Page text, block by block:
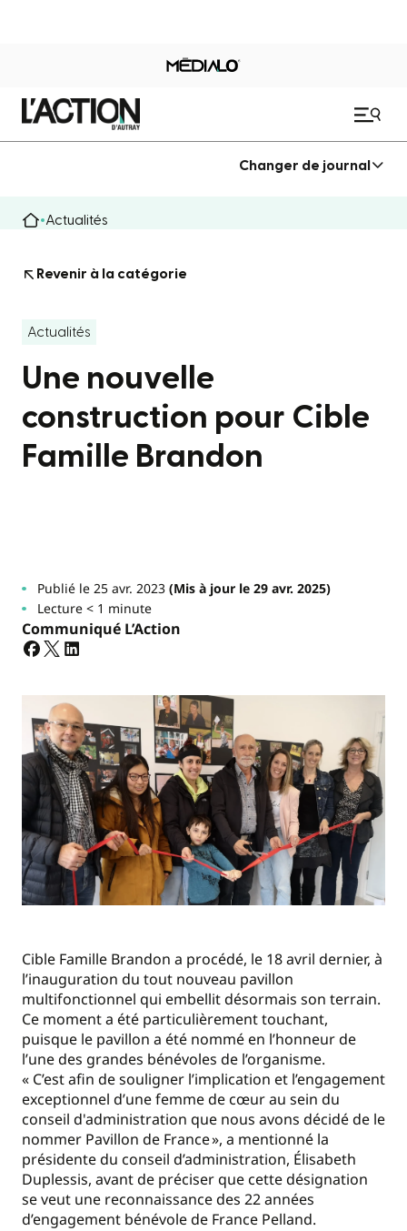
Changer de journal
Actualités
Revenir à la catégorie
Actualités
Une nouvelle
construction pour Cible
Famille Brandon
Publié le 25 avr. 2023(Mis à jour le 29 avr. 2025)
Lecture < 1 minute
Communiqué L’Action
Cible Famille Brandon a procédé, le 18 avril dernier, à
l’inauguration du tout nouveau pavillon
multifonctionnel qui embellit désormais son terrain.
Ce moment a été particulièrement touchant,
puisque le pavillon a été nommé en l’honneur de
l’une des grandes bénévoles de l’organisme.
« C’est afin de souligner l’implication et l’engagement
exceptionnel d’une femme de cœur au sein du
conseil d'administration que nous avons décidé de le
nommer Pavillon de France », a mentionné la
présidente du conseil d’administration, Élisabeth
Duplessis, avant de préciser que cette désignation
se veut une reconnaissance des 22 années
d’engagement bénévole de France Pelland.